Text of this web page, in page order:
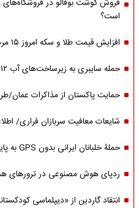
فروش گوشت بوفالو در فروشگاه‌های
است؟
افزایش قیمت طلا و سکه امروز ۱۵ مرداد ۱۴۰۵ | طلا گرمی امروز چند؟
حمله سایبری به زیرساخت‌های آب ۱۲ ایالت آمریکا
حمایت پاکستان از مذاکرات عمان/
شایعات معافیت سربازان فراری/
حملۀ خلبانان ایرانی بدون GPS به پایگاه آمریکا
ردپای هوش مصنوعی در ترورهای
انتقاد گاردین از «دیپلماسی